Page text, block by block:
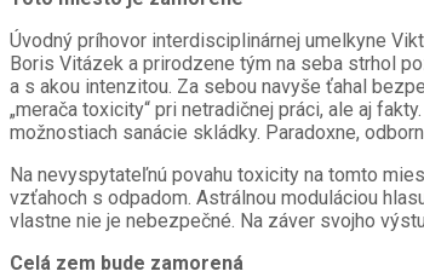
Úvodný príhovor interdisciplinárnej umelkyne
Boris Vitázek a prirodzene tým na seba strhol
a s akou intenzitou. Za sebou navyše ťahal
„merača toxicity“ pri netradičnej práci, ale aj
možnostiach sanácie skládky. Paradoxne,
Na nevyspytateľnú povahu toxicity na tomto
vzťahoch s odpadom. Astrálnou moduláciou
vlastne nie je nebezpečné. Na záver svojho
Celá zem bude zamorená